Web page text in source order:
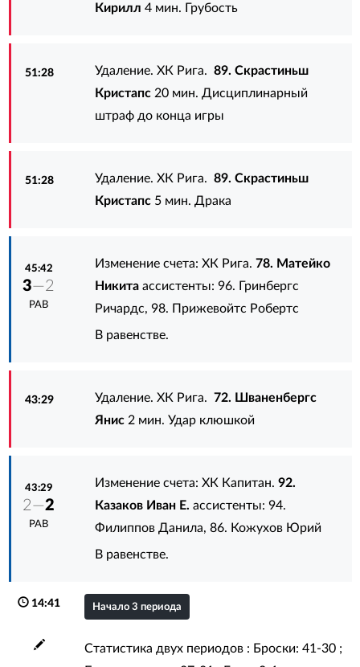
Кирилл 4 мин. Грубость
51:28 Удаление. ХК Рига.89. Скрастиньш
Кристапс 20 мин. Дисциплинарный
штраф до конца игры
51:28 Удаление. ХК Рига.89. Скрастиньш
Кристапс 5 мин. Драка
45:42
3—2
РАВ
Изменение счета: ХК Рига.78. Матейко
Никита ассистенты:96. Гринбергс
Ричардс,98. Прижевойтс Робертс
В равенстве.
43:29 Удаление. ХК Рига.72. Шваненбергс
Янис 2 мин. Удар клюшкой
43:29
2—2
РАВ
Изменение счета: ХК Капитан.92.
Казаков Иван Е. ассистенты:94.
Филиппов Данила,86. Кожухов Юрий
В равенстве.
14:41 Начало 3 периода
Статистика двух периодов : Броски: 41-30 ;